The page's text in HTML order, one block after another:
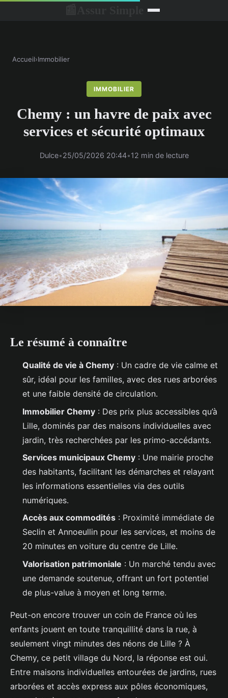
Accueil›Immobilier
IMMOBILIER
Chemy : un havre de paix avec
services et sécurité optimaux
Dulce•25/05/2026 20:44•12 min de lecture
Le résumé à connaître
Qualité de vie à Chemy : Un cadre de vie calme et
sûr, idéal pour les familles, avec des rues arborées
et une faible densité de circulation.
Immobilier Chemy : Des prix plus accessibles qu’à
Lille, dominés par des maisons individuelles avec
jardin, très recherchées par les primo-accédants.
Services municipaux Chemy : Une mairie proche
des habitants, facilitant les démarches et relayant
les informations essentielles via des outils
numériques.
Accès aux commodités : Proximité immédiate de
Seclin et Annoeullin pour les services, et moins de
20 minutes en voiture du centre de Lille.
Valorisation patrimoniale : Un marché tendu avec
une demande soutenue, offrant un fort potentiel
de plus-value à moyen et long terme.
Peut-on encore trouver un coin de France où les
enfants jouent en toute tranquillité dans la rue, à
seulement vingt minutes des néons de Lille ? À
Chemy, ce petit village du Nord, la réponse est oui.
Entre maisons individuelles entourées de jardins, rues
arborées et accès express aux pôles économiques,